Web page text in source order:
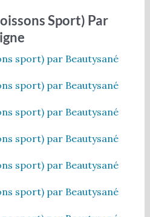
Sport) Par
sport) par Beautysané
sport) par Beautysané
sport) par Beautysané
sport) par Beautysané
sport) par Beautysané
sport) par Beautysané